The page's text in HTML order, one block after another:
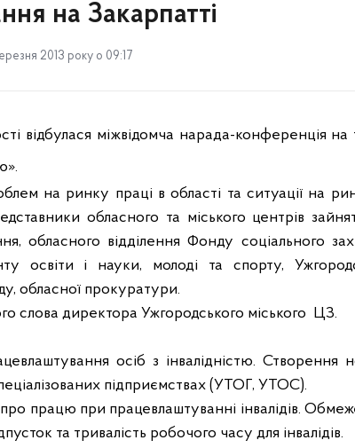
на Закарпатті
2013 року о 09:17
відбулася міжвідомча нарада-конференція на
на ринку праці в області та ситуації на
обласного та міського центрів
обласного відділення Фонду соціального
освіти і науки, молоді та спорту,
обласної прокуратури.
слова директора Ужгородського міського ЦЗ.
осіб з інвалідністю. Створення
підприємствах (УТОГ, УТОС).
працю при працевлаштуванні інвалідів.
та тривалість робочого часу для інвалідів.